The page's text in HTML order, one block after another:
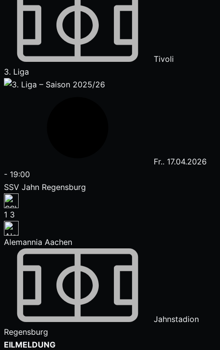
Tivoli
3. Liga
Fr.. 17.04.2026
- 19:00
SSV Jahn Regensburg
1 3
Alemannia Aachen
Jahnstadion
Regensburg
Zum
EILMELDUNG